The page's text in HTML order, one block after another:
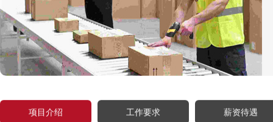
项目介绍 工作要求 薪资待遇
韩国-免税店
￥220万+销售奖金
新西兰-农业工
￥时薪25纽币
俄罗斯-面点师
俄罗斯-帮厨